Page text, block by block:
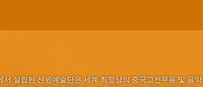
서 설립된 션윈예술단은 세계 최정상의 중국고전무용 및 음